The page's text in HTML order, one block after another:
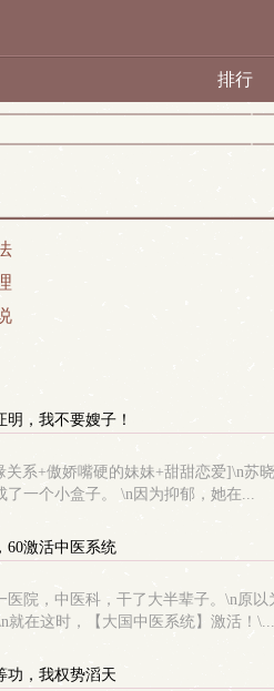
排行
，我不要嫂子！
关系+傲娇嘴硬的妹妹+甜甜恋爱]\n苏
了一个小盒子。 \n因为抑郁，她在...
60激活中医系统
医院，中医科，干了大半辈子。\n原
就在这时，【大国中医系统】激活！\...
功，我权势滔天